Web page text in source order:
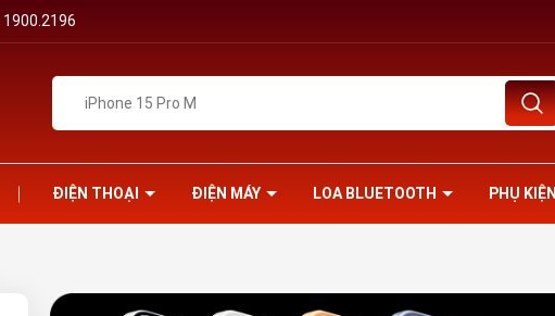
1900.2196
ĐIỆN THOẠI ĐIỆN MÁY LOA BLUETOOTH PHỤ KIỆN